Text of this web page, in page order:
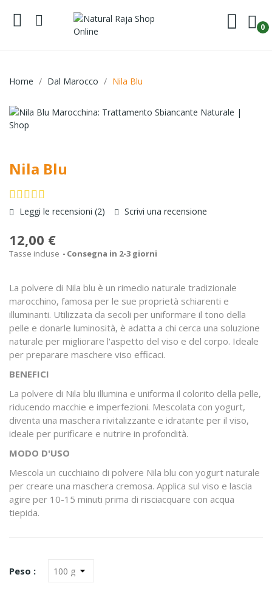
0
Home Dal Marocco Nila Blu
Nila Blu
Leggi le recensioni (2) Scrivi una recensione
12,00 €
Tasse incluse Consegna in 2-3 giorni
La polvere di Nila blu è un rimedio naturale tradizionale
marocchino, famosa per le sue proprietà schiarenti e
illuminanti. Utilizzata da secoli per uniformare il tono della
pelle e donarle luminosità, è adatta a chi cerca una soluzione
naturale per migliorare l'aspetto del viso e del corpo. Ideale
per preparare maschere viso efficaci.
BENEFICI
La polvere di Nila blu illumina e uniforma il colorito della pelle,
riducendo macchie e imperfezioni. Mescolata con yogurt,
diventa una maschera rivitalizzante e idratante per il viso,
ideale per purificare e nutrire in profondità.
MODO D'USO
Mescola un cucchiaino di polvere Nila blu con yogurt naturale
per creare una maschera cremosa. Applica sul viso e lascia
agire per 10-15 minuti prima di risciacquare con acqua
tiepida.
Peso :